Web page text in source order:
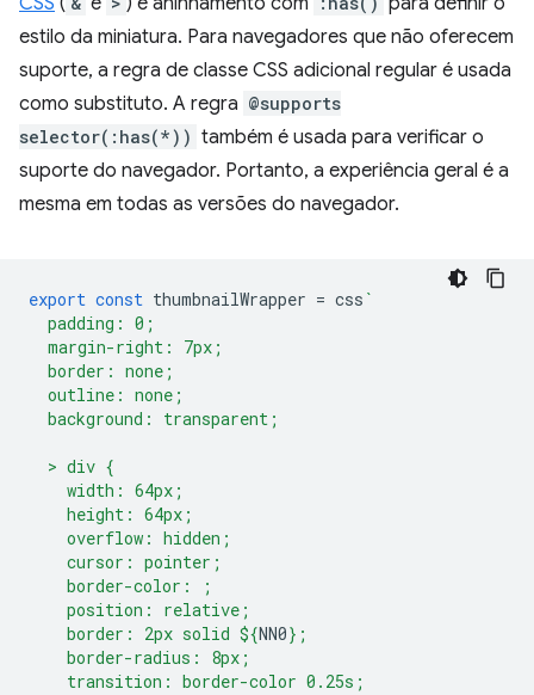
estilo da miniatura. Para navegadores que não oferecem
suporte, a regra de classe CSS adicional regular é usada
como substituto. A regra @supports
selector(:has(*)) também é usada para verificar o
suporte do navegador. Portanto, a experiência geral é a
mesma em todas as versões do navegador.
export const thumbnailWrapper = css `
  padding: 0;
  margin-right: 7px;
  border: none;
  outline: none;
  background: transparent;
  > div {
    width: 64px;
    height: 64px;
    overflow: hidden;
    cursor: pointer;
    border-color: ;
    position: relative;
    border: 2px solid
${NN0} ;
    border-radius: 8px;
    transition: border-color 0.25s;